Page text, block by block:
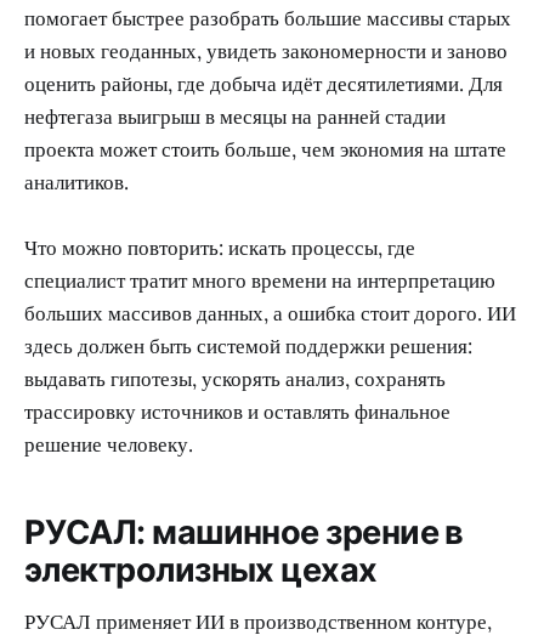
помогает быстрее разобрать большие массивы старых
и новых геоданных, увидеть закономерности и заново
оценить районы, где добыча идёт десятилетиями. Для
нефтегаза выигрыш в месяцы на ранней стадии
проекта может стоить больше, чем экономия на штате
аналитиков.
Что можно повторить: искать процессы, где
специалист тратит много времени на интерпретацию
больших массивов данных, а ошибка стоит дорого. ИИ
здесь должен быть системой поддержки решения:
выдавать гипотезы, ускорять анализ, сохранять
трассировку источников и оставлять финальное
решение человеку.
РУСАЛ: машинное зрение в
электролизных цехах
РУСАЛ применяет ИИ в производственном контуре,